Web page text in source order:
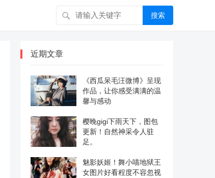
搜索
近期文章
《西瓜呆毛汪微博》呈现
作品，让你感受满满的温
馨与感动
樱晚gigi下雨天下，图包
更新！自然神采令人驻
足。
魅影妖姬！舞小喵地狱王
女图片好看程度不容忽视